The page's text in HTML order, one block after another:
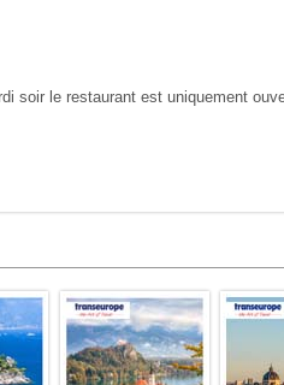
soir le restaurant est uniquement